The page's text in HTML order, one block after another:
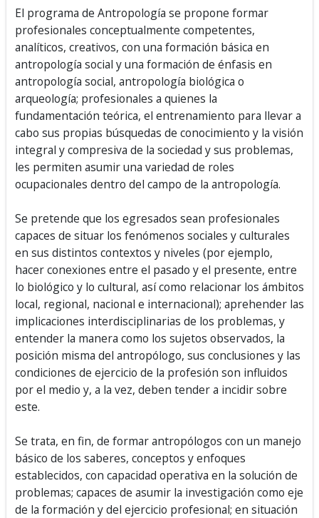
El programa de Antropología se propone formar
profesionales conceptualmente competentes,
analíticos, creativos, con una formación básica en
antropología social y una formación de énfasis en
antropología social, antropología biológica o
arqueología; profesionales a quienes la
fundamentación teórica, el entrenamiento para llevar a
cabo sus propias búsquedas de conocimiento y la visión
integral y compresiva de la sociedad y sus problemas,
les permiten asumir una variedad de roles
ocupacionales dentro del campo de la antropología.
Se pretende que los egresados sean profesionales
capaces de situar los fenómenos sociales y culturales
en sus distintos contextos y niveles (por ejemplo,
hacer conexiones entre el pasado y el presente, entre
lo biológico y lo cultural, así como relacionar los ámbitos
local, regional, nacional e internacional); aprehender las
implicaciones interdisciplinarias de los problemas, y
entender la manera como los sujetos observados, la
posición misma del antropólogo, sus conclusiones y las
condiciones de ejercicio de la profesión son influidos
por el medio y, a la vez, deben tender a incidir sobre
este.
Se trata, en fin, de formar antropólogos con un manejo
básico de los saberes, conceptos y enfoques
establecidos, con capacidad operativa en la solución de
problemas; capaces de asumir la investigación como eje
de la formación y del ejercicio profesional; en situación